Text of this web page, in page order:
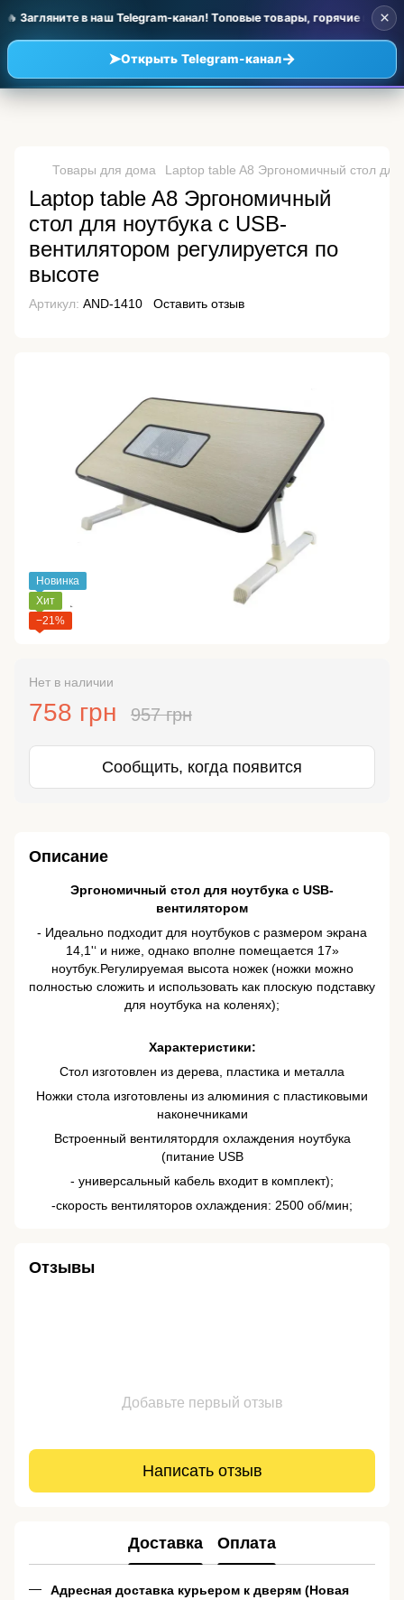
Загляните в наш Telegram-канал! Топовые товары, горячие
➤Открыть Telegram-канал→
×
Товары для дома Laptop table A8 Эргономичный стол для
Laptop table A8 Эргономичный
стол для ноутбука с USB-
вентилятором регулируется по
высоте
Артикул: AND-1410 Оставить отзыв
Новинка
Хит
−21%
Нет в наличии
758 грн 957 грн
Сообщить, когда появится
Описание
Эргономичный стол для ноутбука с USB-
вентилятором
- Идеально подходит для ноутбуков с размером экрана
14,1'‘ и ниже, однако вполне помещается 17»
ноутбук.Регулируемая высота ножек (ножки можно
полностью сложить и использовать как плоскую подставку
для ноутбука на коленях);
Характеристики:
Стол изготовлен из дерева, пластика и металла
Ножки стола изготовлены из алюминия с пластиковыми
наконечниками
Встроенный вентилятордля охлаждения ноутбука
(питание USB
- универсальный кабель входит в комплект);
-скорость вентиляторов охлаждения: 2500 об/мин;
Отзывы
Добавьте первый отзыв
Написать отзыв
Доставка Оплата
Адресная доставка курьером к дверям (Новая